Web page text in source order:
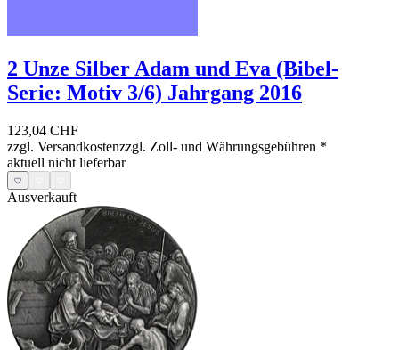
2 Unze Silber Adam und Eva (Bibel-
Serie: Motiv 3/6) Jahrgang 2016
123,04 CHF
zzgl. Versandkostenzzgl. Zoll- und Währungsgebühren *
aktuell nicht lieferbar
Ausverkauft